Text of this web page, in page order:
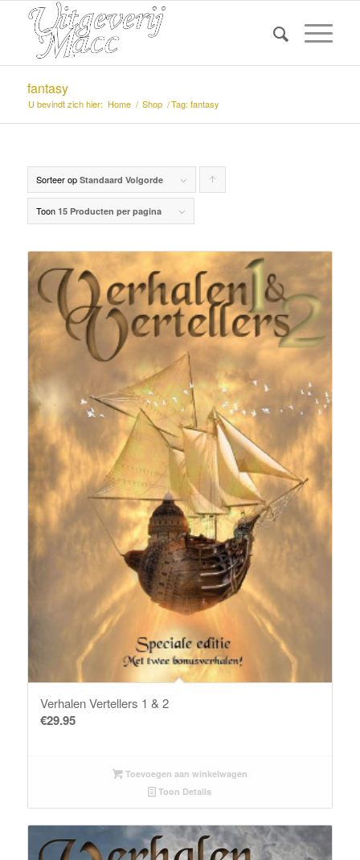
fantasy
U bevindt zich hier: Home / Shop /Tag: fantasy
Sorteer op Standaard Volgorde
Toon 15 Producten per pagina
Verhalen Vertellers 1 & 2
€29.95
Toevoegen aan winkelwagen
Toon Details